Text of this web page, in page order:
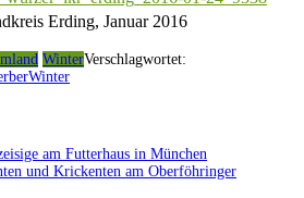
Erding, Januar 2016
WinterVerschlagwortet:
Winter
am Futterhaus in München
und Krickenten am Oberföhringer